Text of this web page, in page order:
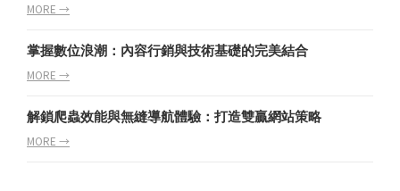
MORE →
掌握數位浪潮：內容行銷與技術基礎的完美結合
MORE →
解鎖爬蟲效能與無縫導航體驗：打造雙贏網站策略
MORE →